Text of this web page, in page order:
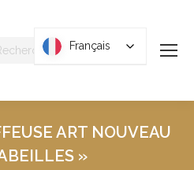
ART NOUVEAU
»
Français
Français